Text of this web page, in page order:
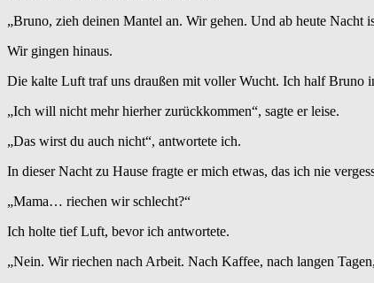
„Bruno, zieh deinen Mantel an. Wir gehen. Und ab heute Nacht
Wir gingen hinaus.
Die kalte Luft traf uns draußen mit voller Wucht. Ich half Bruno
„Ich will nicht mehr hierher zurückkommen“, sagte er leise.
„Das wirst du auch nicht“, antwortete ich.
In dieser Nacht zu Hause fragte er mich etwas, das ich nie
„Mama… riechen wir schlecht?“
Ich holte tief Luft, bevor ich antwortete.
„Nein. Wir riechen nach Arbeit. Nach Kaffee, nach langen